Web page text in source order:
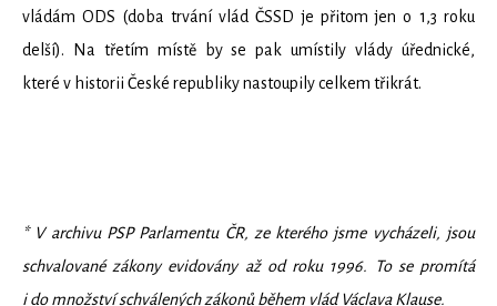
vládám ODS (doba trvání vlád ČSSD je přitom jen o 1,3 roku
delší). Na třetím místě by se pak umístily vlády úřednické,
které v historii České republiky nastoupily celkem třikrát.
* V archivu PSP Parlamentu ČR, ze kterého jsme vycházeli, jsou
schvalované zákony evidovány až od roku 1996. To se promítá
i do množství schválených zákonů během vlád Václava Klause.